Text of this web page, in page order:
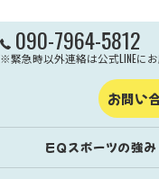
090-7964-5812
※緊急時以外連絡は公式LINEに
お問い
EQスポーツの強み